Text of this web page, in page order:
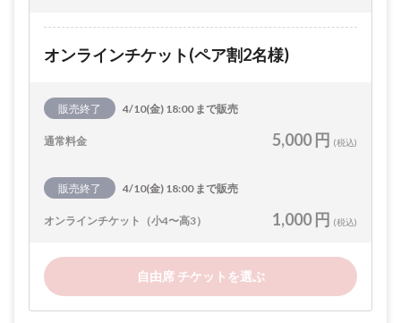
オンラインチケット(ペア割2名様)
販売終了 4/10(金) 18:00 まで販売
通常料金 5,000 円 (税込)
販売終了 4/10(金) 18:00 まで販売
オンラインチケット（小4〜高3） 1,000 円 (税込)
自由席 チケットを選ぶ